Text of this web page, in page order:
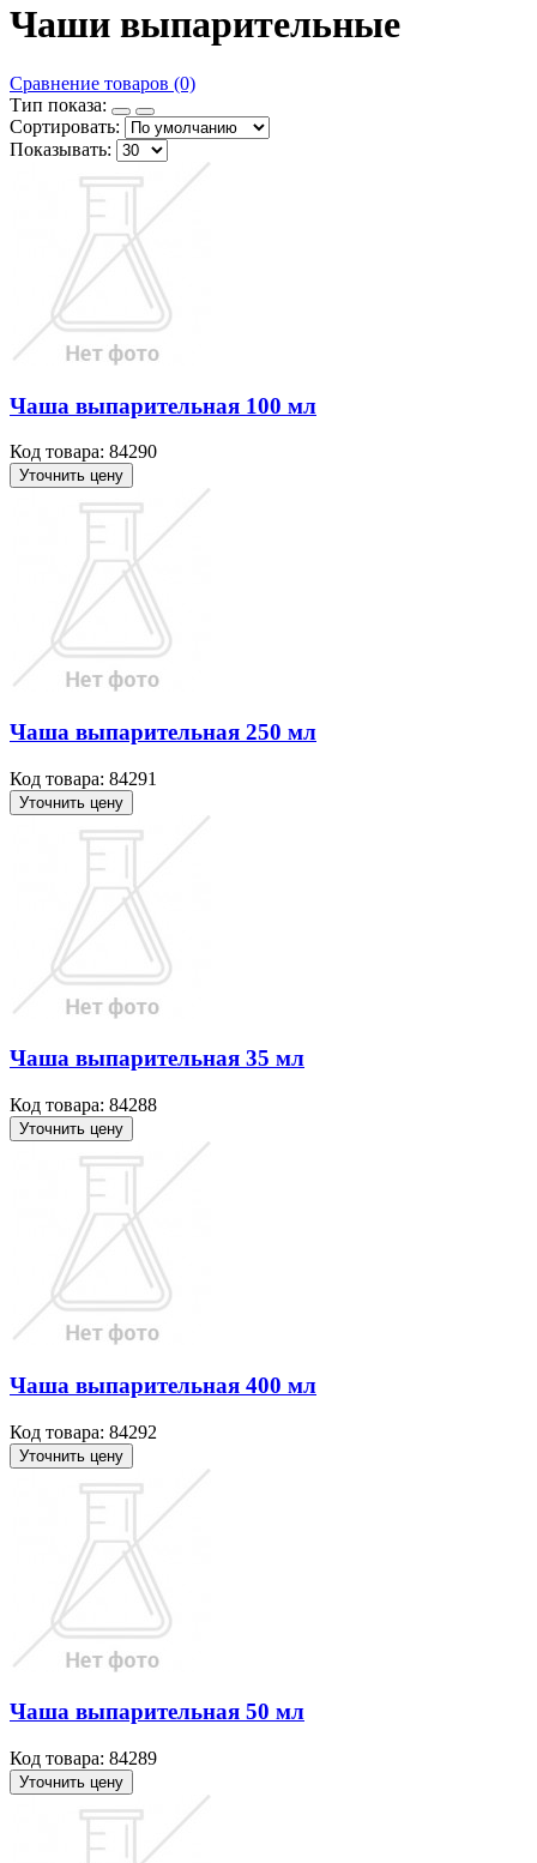
Чаши выпарительные
Сравнение товаров (0)
Тип показа:
Сортировать:
Показывать:
Чаша выпарительная 100 мл
Код товара: 84290
Уточнить цену
Чаша выпарительная 250 мл
Код товара: 84291
Уточнить цену
Чаша выпарительная 35 мл
Код товара: 84288
Уточнить цену
Чаша выпарительная 400 мл
Код товара: 84292
Уточнить цену
Чаша выпарительная 50 мл
Код товара: 84289
Уточнить цену